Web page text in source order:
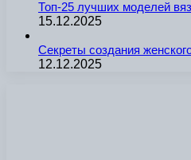
Топ-25 лучших моделей
15.12.2025
Секреты создания
12.12.2025